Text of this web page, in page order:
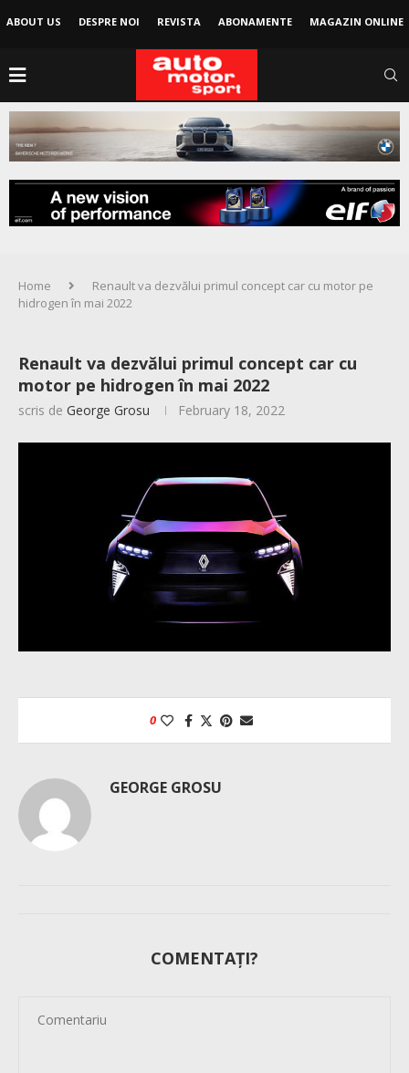
ABOUT US DESPRE NOI REVISTA ABONAMENTE MAGAZIN ONLINE
Home
Renault va dezvălui primul concept car cu motor pe
hidrogen în mai 2022
Renault va dezvălui primul concept car cu
motor pe hidrogen în mai 2022
scris de George Grosu February 18, 2022
0
GEORGE GROSU
COMENTAȚI?